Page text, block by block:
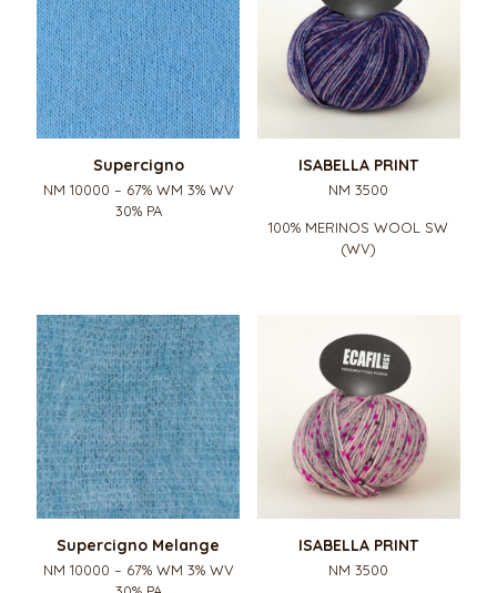
Supercigno
NM 10000 – 67% WM 3% WV
30% PA
ISABELLA PRINT
NM 3500
100% MERINOS WOOL SW
(WV)
Supercigno Melange
NM 10000 – 67% WM 3% WV
ISABELLA PRINT
NM 3500